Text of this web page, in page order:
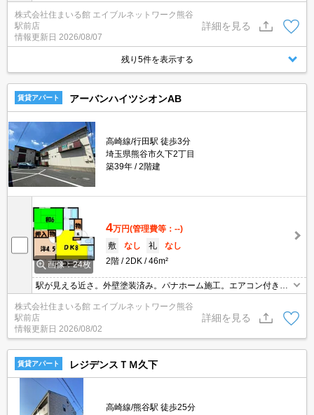
店のおすすめ♪ 敷金/更新料 0円♪ エイブルは契約金も家賃もクレジ
ット決済可能です♪ 保証人も不要です！エイブル熊谷駅前店は賃
貸・売買・管理など不動産全般で相談できます（＾＾）♪エイブルは
熊谷駅前と籠原駅前に店舗があります。（要予約）都市ガス。NET
無料。
株式会社住まいる館 エイブルネットワーク熊谷
駅前店
情報更新日 2026/08/07
詳細を見る
残り5件を表示する
賃貸アパート アーバンハイツシオンAB
高崎線/行田駅 徒歩3分
埼玉県熊谷市久下2丁目
築39年
2階建
画像：24枚
4万円(管理費等：--)
敷
なし 礼
なし
2階
2DK 46m²
駅が見える近さ。外壁塗装済み。パナホーム施工。エアコン付き。
独立洗面台。安心の内階段。
株式会社住まいる館 エイブルネットワーク熊谷
駅前店
情報更新日 2026/08/02
詳細を見る
賃貸アパート レジデンスＴＭ久下
高崎線/熊谷駅 徒歩25分